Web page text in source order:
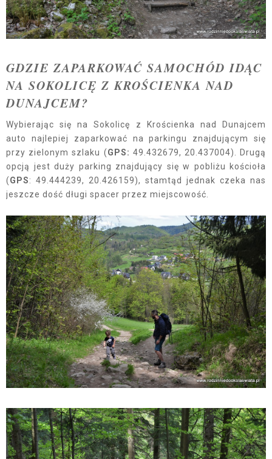
GDZIE ZAPARKOWAĆ SAMOCHÓD IDĄC
NA SOKOLICĘ Z KROŚCIENKA NAD
DUNAJCEM?
Wybierając się na Sokolicę z Krościenka nad Dunajcem
auto najlepiej zaparkować na parkingu znajdującym się
przy zielonym szlaku (GPS: 49.432679, 20.437004). Drugą
opcją jest duży parking znajdujący się w pobliżu kościoła
(GPS: 49.444239, 20.426159), stamtąd jednak czeka nas
jeszcze dość długi spacer przez miejscowość.